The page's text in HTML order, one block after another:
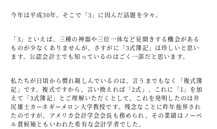
今年は平成30年。そこで「3」に因んだ話題を少々。
「3」といえば、三種の神器や三位一体など見聞きする機会がある
ものが少なくありませんが、さすがに「3式簿記」は珍しいと思い
ます。公認会計士でも知っているのはごく一部だと思います。
私たちが日頃から慣れ親しんでいるのは、言うまでもなく「複式簿
記」です。複式ですから、言い換えれば「2式」、これに「1」を加
えて「3式簿記」とご理解いただくとして、これを発明したのは井
尻雄士カーネギーメロン大学教授です。残念なことに昨年他界され
たのですが、アメリカ会計学会会長も務められ、その業績はノーベ
ル賞候補ともいわれた希有な会計学者でした。